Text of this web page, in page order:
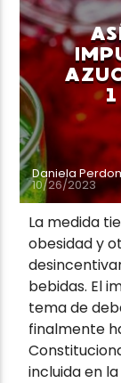
Neiva Estereo
Daniela
10/26/2023
La medida
obesidad y
bebidas. El
tema de
finalmente
incluida en